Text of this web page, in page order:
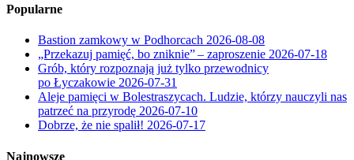
Popularne
Bastion zamkowy w Podhorcach 2026-08-08
„Przekazuj pamięć, bo zniknie” – zaproszenie 2026-07-18
Grób, który rozpoznają już tylko przewodnicy
po Łyczakowie 2026-07-31
Aleje pamięci w Bolestraszycach. Ludzie, którzy nauczyli nas
patrzeć na przyrodę 2026-07-10
Dobrze, że nie spalił! 2026-07-17
Najnowsze